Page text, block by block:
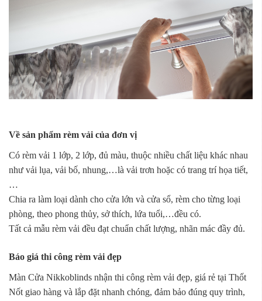
Về sản phẩm rèm vải của đơn vị
Có rèm vải 1 lớp, 2 lớp, đủ màu, thuộc nhiều chất liệu khác nhau
như vải lụa, vải bố, nhung,…là vải trơn hoặc có trang trí họa tiết,
…
Chia ra làm loại dành cho cửa lớn và cửa sổ, rèm cho từng loại
phòng, theo phong thủy, sở thích, lứa tuổi,…đều có.
Tất cả mẫu rèm vải đều đạt chuẩn chất lượng, nhãn mác đầy đủ.
Báo giá thi công rèm vải đẹp
Màn Cửa Nikkoblinds nhận thi công rèm vải đẹp, giá rẻ tại Thốt
Nốt giao hàng và lắp đặt nhanh chóng, đảm bảo đúng quy trình,